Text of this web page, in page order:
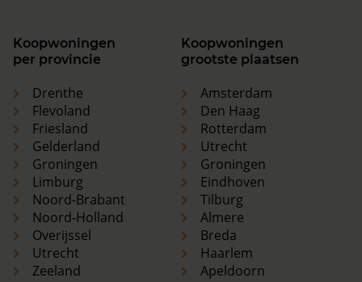
Koopwoningen
per provincie
Drenthe
Flevoland
Friesland
Gelderland
Groningen
Limburg
Noord-Brabant
Noord-Holland
Overijssel
Utrecht
Zeeland
Koopwoningen
grootste plaatsen
Amsterdam
Den Haag
Rotterdam
Utrecht
Groningen
Eindhoven
Tilburg
Almere
Breda
Haarlem
Apeldoorn